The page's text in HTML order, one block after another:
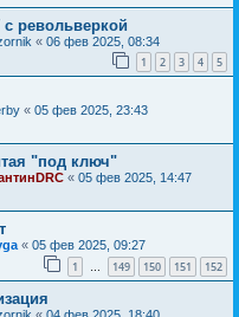
револьверкой
« 06 фев 2025, 08:34
1 2 3 4 5
« 05 фев 2025, 23:43
"под ключ"
« 05 фев 2025, 14:47
« 05 фев 2025, 09:27
1 … 149 150 151 152